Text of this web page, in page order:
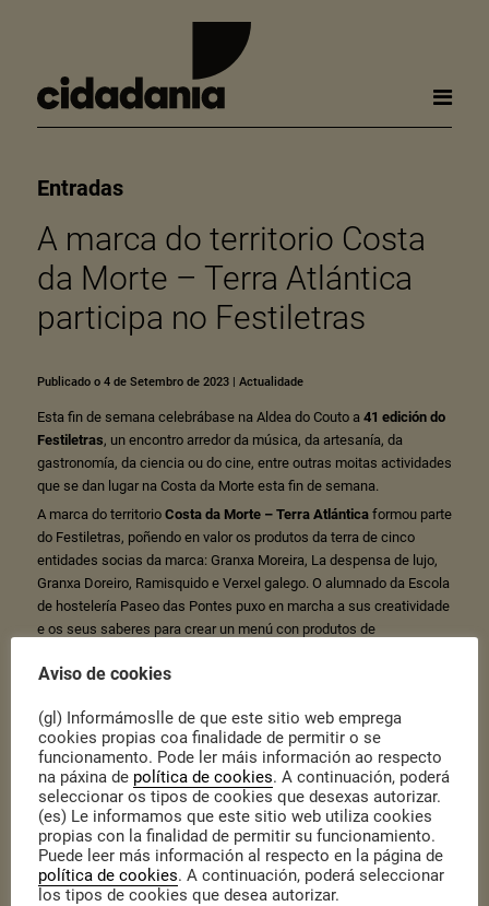
Entradas
A marca do territorio Costa
da Morte – Terra Atlántica
participa no Festiletras
Publicado o 4 de Setembro de 2023| Actualidade
Esta fin de semana celebrábase na Aldea do Couto a 41 edición do
Festiletras, un encontro arredor da música, da artesanía, da
gastronomía, da ciencia ou do cine, entre outras moitas actividades
que se dan lugar na Costa da Morte esta fin de semana.
A marca do territorio Costa da Morte – Terra Atlánticaformou parte
do Festiletras, poñendo en valor os produtos da terra de cinco
entidades socias da marca: Granxa Moreira, La despensa de lujo,
Granxa Doreiro, Ramisquido e Verxel galego. O alumnado da Escola
de hostelería Paseo das Pontes puxo en marcha a sus creatividade
e os seus saberes para crear un menú con produtos de
Costa da Morte – Terra Atlántica é unha marca do territorio baixo a
potenciar a identidade da Costa da Morte, en base ao reforzo e á
distinción da produción local, baixo uns parámetros de calidade e
valor diferencial. OGrupo de Desenvolvemento Rural Costa da
Morteé o promotor desta marca.
Aviso de cookies
(gl) Informámoslle de que este sitio web emprega
cookies propias coa finalidade de permitir o se
funcionamento. Pode ler máis información ao respecto
na páxina de política de cookies. A continuación, poderá
seleccionar os tipos de cookies que desexas autorizar.
(es) Le informamos que este sitio web utiliza cookies
propias con la finalidad de permitir su funcionamiento.
Puede leer más información al respecto en la página de
política de cookies. A continuación, poderá seleccionar
los tipos de cookies que desea autorizar.